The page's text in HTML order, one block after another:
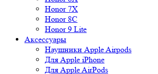
Honor 7X
Honor 8C
Honor 9 Lite
Аксессуары
Наушники Apple Airpods
Для Apple iPhone
Для Apple AirPods